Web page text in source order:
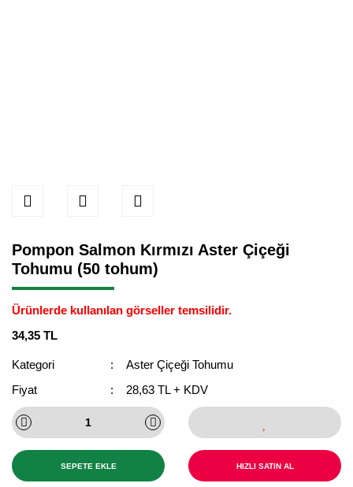
Pompon Salmon Kırmızı Aster Çiçeği
Tohumu (50 tohum)
Ürünlerde kullanılan görseller temsilidir.
34,35 TL
Kategori
Aster Çiçeği Tohumu
Fiyat
28,63 TL + KDV
SEPETE EKLE HIZLI SATIN AL